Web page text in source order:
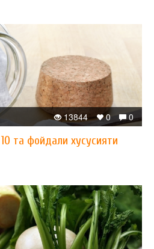
0
0
13844
та фойдали хусусияти